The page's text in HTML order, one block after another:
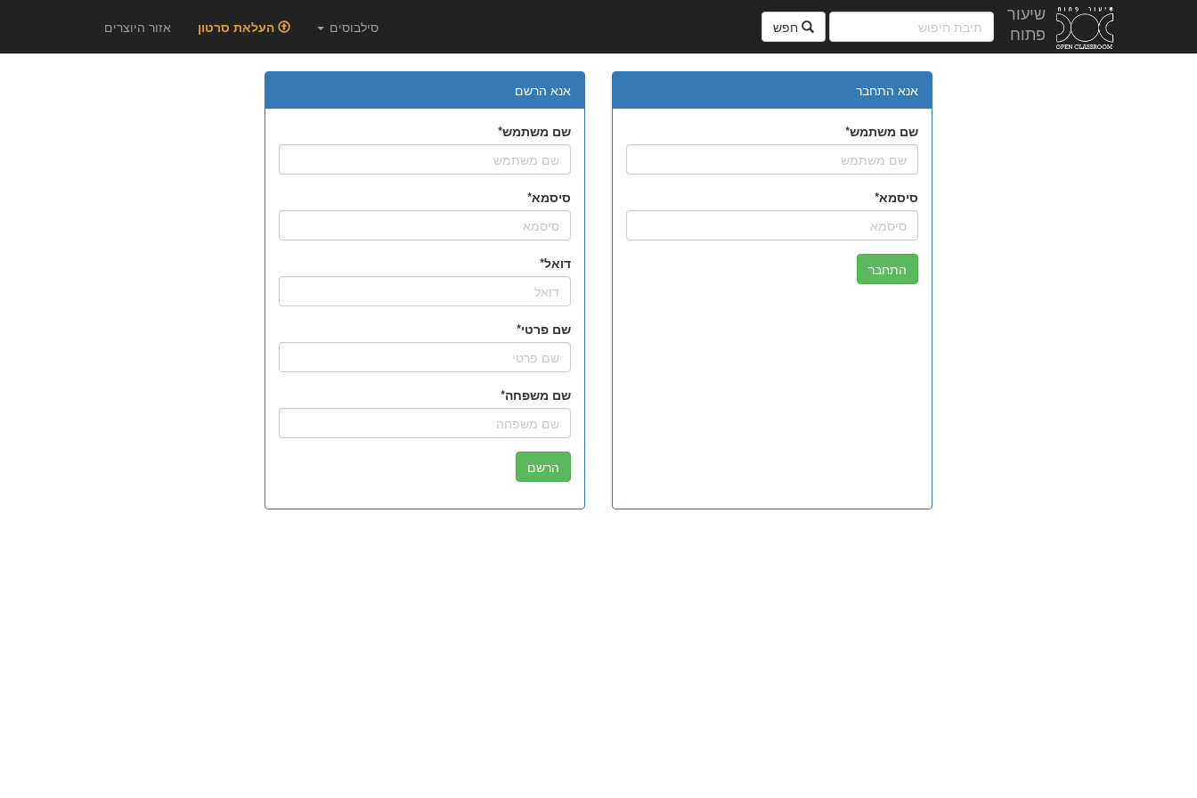
שיעור
פתוח
חפש סילבוסים העלאת סרטון אזור היוצרים
אנא התחבר
שם משתמש
סיסמא
אנא הרשם
שם משתמש
סיסמא
דואל
שם פרטי
שם משפחה